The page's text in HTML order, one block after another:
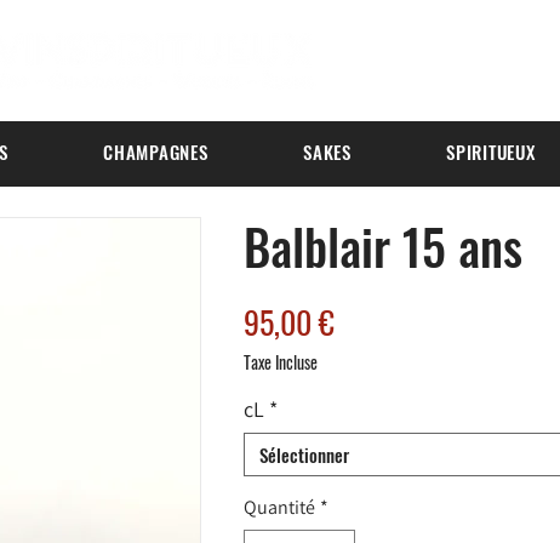
CHAMPAGNES SAKES SPIRITUEUX
Balblair 15 ans
95,00 €Prix
Taxe Incluse
cL *
Sélectionner
Quantité *